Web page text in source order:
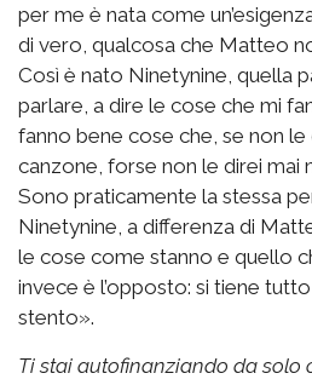
per me è nata come
di vero, qualcosa che Matteo
Così è nato Ninetynine, quella
parlare, a dire le cose che mi
fanno bene cose che, se non
canzone, forse non le direi mai
Sono praticamente la stessa
Ninetynine, a differenza di
le cose come stanno e quello
invece è l’opposto: si tiene
stento».
Ti stai autofinanziando da solo